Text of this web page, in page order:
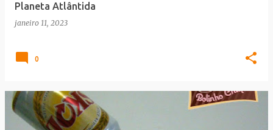
Planeta Atlântida
janeiro 11, 2023
0